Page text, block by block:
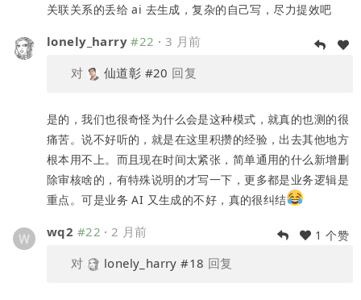
关联关系的丢给 ai 去生成，复杂的自己写，尽力提效吧
lonely_harry #22 · 3 月前
对
仙道彰 #20 回复
是的，我们也很奇怪为什么会是这种模式，就真的也测的很
痛苦。说不好听的，就是在这里积攒的经验，出去其他地方
根本用不上。而且现在时间太紧张，简单通用的什么新增删
除审核啥的，有特殊说明的才写一下，更多都是业务逻辑是
重点。可是业务 AI 又生成的不好，真的很纠结
wq2 #22 · 2 月前 1 个赞
对 lonely_harry #18 回复